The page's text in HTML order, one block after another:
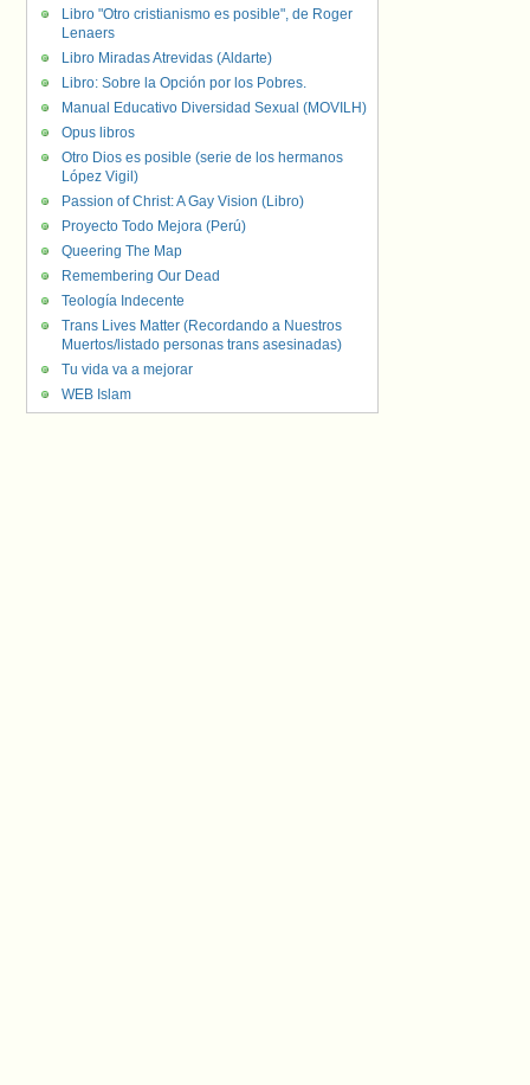
Libro "Otro cristianismo es posible", de Roger
Lenaers
Libro Miradas Atrevidas (Aldarte)
Libro: Sobre la Opción por los Pobres.
Manual Educativo Diversidad Sexual (MOVILH)
Opus libros
Otro Dios es posible (serie de los hermanos
López Vigil)
Passion of Christ: A Gay Vision (Libro)
Proyecto Todo Mejora (Perú)
Queering The Map
Remembering Our Dead
Teología Indecente
Trans Lives Matter (Recordando a Nuestros
Muertos/listado personas trans asesinadas)
Tu vida va a mejorar
WEB Islam